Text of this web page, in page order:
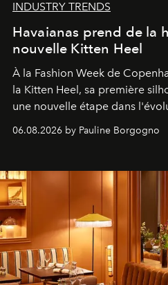
INDUSTRY TRENDS
Havaianas prend de la
nouvelle Kitten Heel
À la Fashion Week de
la Kitten Heel, sa première
une nouvelle étape dans
06.08.2026 by Pauline Borgogno